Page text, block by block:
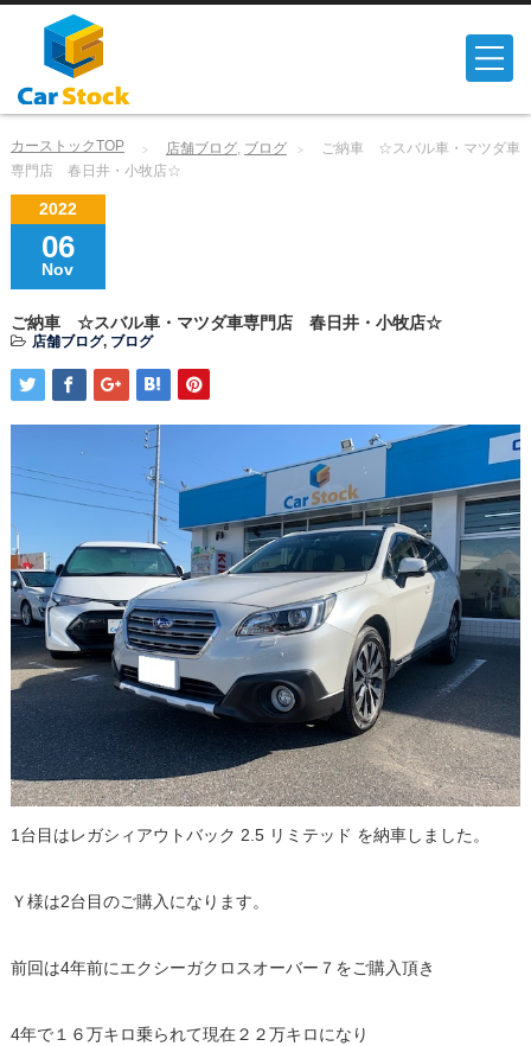
カーストックTOP 店舗ブログ, ブログ
ご納車 ☆スバル車・マツダ車
専門店 春日井・小牧店☆
2022
06
Nov
ご納車 ☆スバル車・マツダ車専門店 春日井・小牧店☆
店舗ブログ, ブログ
1台目はレガシィアウトバック 2.5 リミテッド を納車しました。
Ｙ様は2台目のご購入になります。
前回は4年前にエクシーガクロスオーバー７をご購入頂き
4年で１６万キロ乗られて現在２２万キロになり